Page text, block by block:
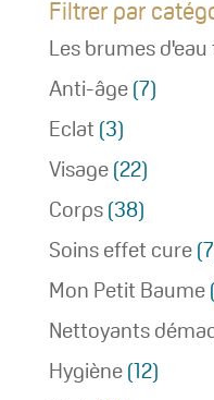
Filtrer par
Les brumes
Anti-âge (7)
Eclat (3)
Visage (22)
Corps (38)
Soins effet cure
Mon Petit Baume
Nettoyants
Hygiène (12)